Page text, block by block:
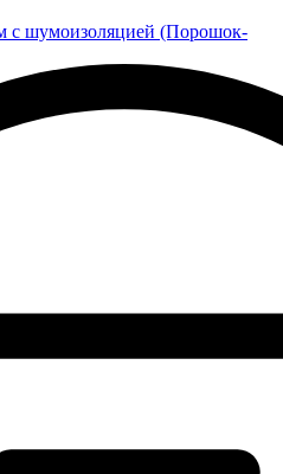
с шумоизоляцией (Порошок-